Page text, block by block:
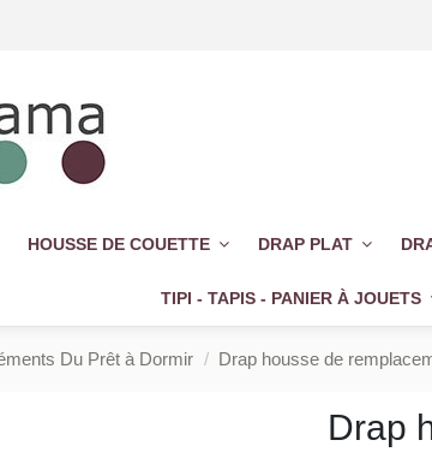
HOUSSE DE COUETTE DRAP PLAT
TIPI - TAPIS - PANIER À JOUETS
Du Prêt à Dormir Drap housse de
Drap